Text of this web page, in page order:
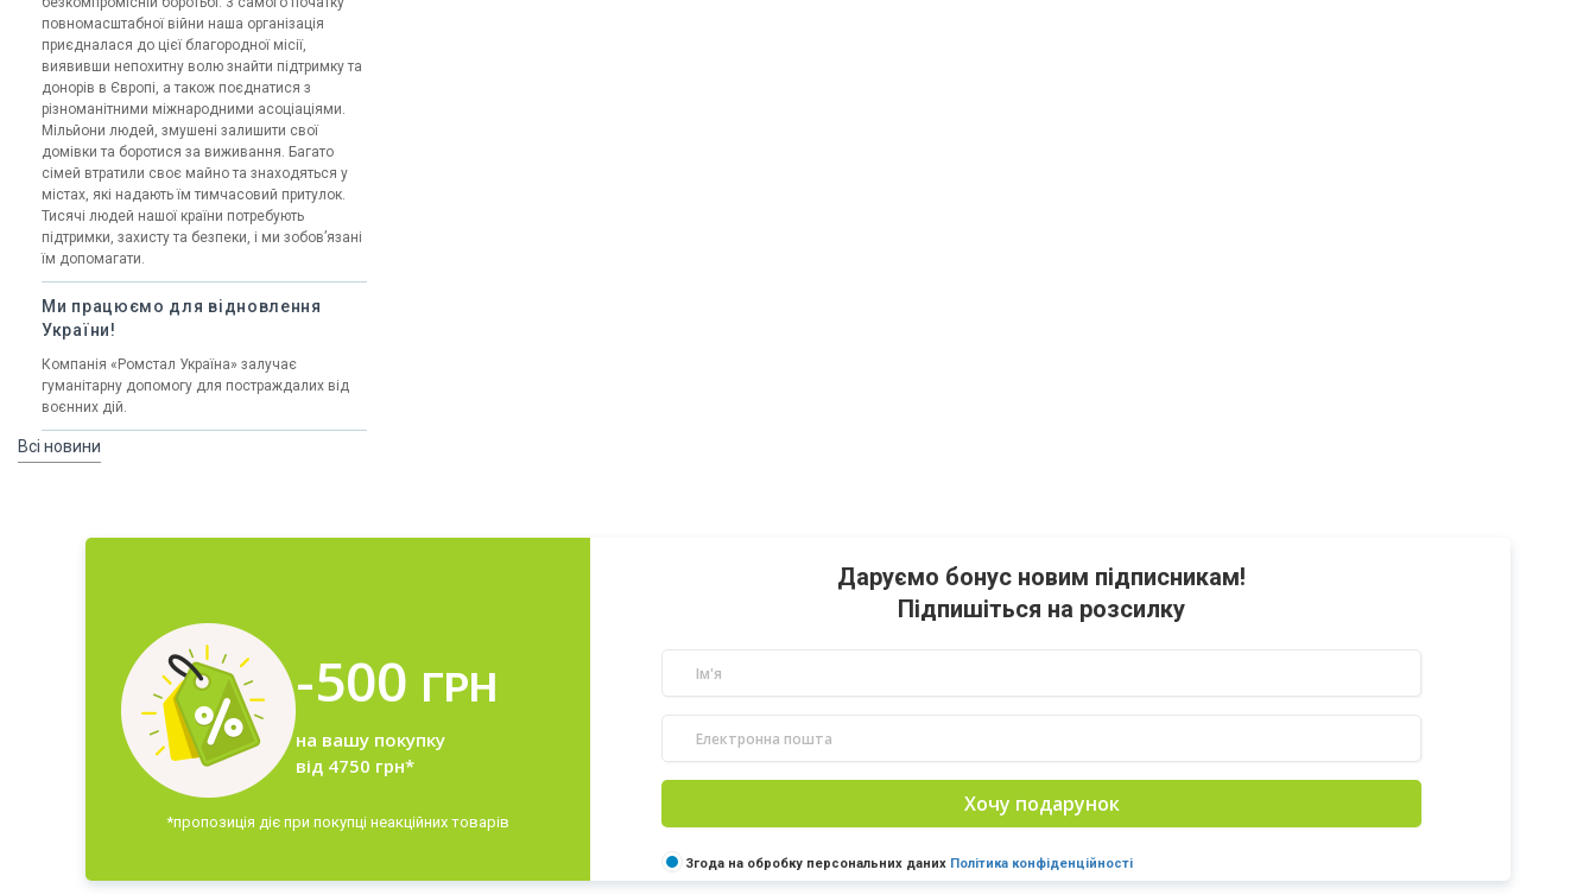
повномасштабної війни наша організація
приєдналася до цієї благородної місії,
виявивши непохитну волю знайти підтримку та
донорів в Європі, а також поєднатися з
різноманітними міжнародними асоціаціями.
Мільйони людей, змушені залишити свої
домівки та боротися за виживання. Багато
сімей втратили своє майно та знаходяться у
містах, які надають їм тимчасовий притулок.
Тисячі людей нашої країни потребують
підтримки, захисту та безпеки, і ми зобовʼязані
їм допомагати.
Ми працюємо для відновлення
України!
Компанія «Ромстал Україна» залучає
гуманітарну допомогу для постраждалих від
воєнних дій.
Всі новини
-500 ГРН
на вашу покупку
від 4750 грн*
*пропозиція діє при покупці неакційних товарів
Даруємо бонус новим підписникам!
Підпишіться на розсилку
Хочу подарунок
Згода на обробку персональних даних Політика конфіденційності